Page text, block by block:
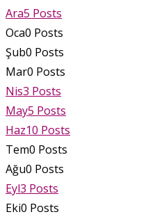
Ara5 Posts
Oca0 Posts
Şub0 Posts
Mar0 Posts
Nis3 Posts
May5 Posts
Haz10 Posts
Tem0 Posts
Ağu0 Posts
Eyl3 Posts
Eki0 Posts